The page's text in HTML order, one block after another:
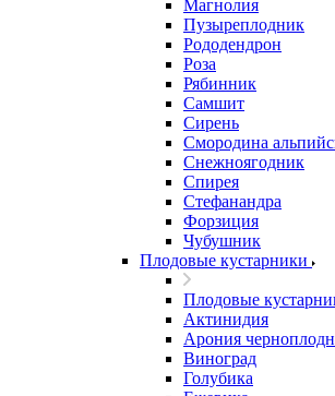
Магнолия
Пузыреплодник
Рододендрон
Роза
Рябинник
Самшит
Сирень
Смородина
Снежноягодник
Спирея
Стефанандра
Форзиция
Чубушник
Плодовые кустарники
Плодовые
Актинидия
Арония
Виноград
Голубика